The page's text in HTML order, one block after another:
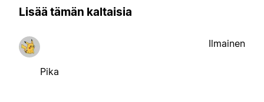
Lisää tämän kaltaisia
Pika
Ilmainen